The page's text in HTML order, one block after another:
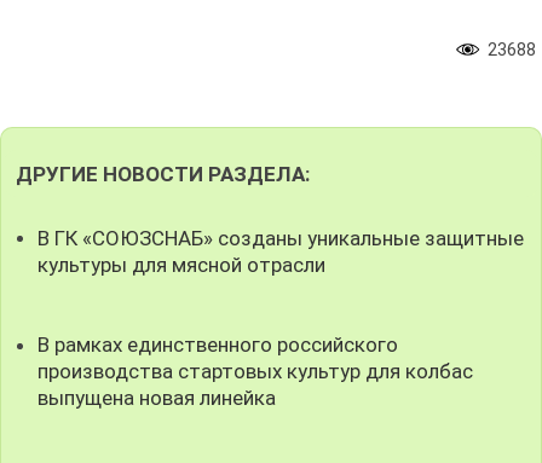
23688
ДРУГИЕ НОВОСТИ РАЗДЕЛА:
В ГК «СОЮЗСНАБ» созданы уникальные защитные
культуры для мясной отрасли
В рамках единственного российского
производства стартовых культур для колбас
выпущена новая линейка